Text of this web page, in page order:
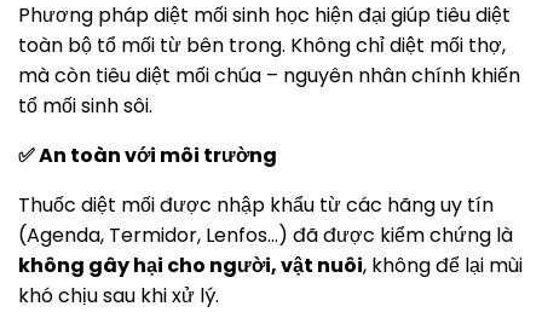
Phương pháp diệt mối sinh học hiện đại giúp tiêu diệt
toàn bộ tổ mối từ bên trong. Không chỉ diệt mối thợ,
mà còn tiêu diệt mối chúa – nguyên nhân chính khiến
tổ mối sinh sôi.
✅ An toàn với môi trường
Thuốc diệt mối được nhập khẩu từ các hãng uy tín
(Agenda, Termidor, Lenfos…) đã được kiểm chứng là
không gây hại cho người, vật nuôi, không để lại mùi
khó chịu sau khi xử lý.